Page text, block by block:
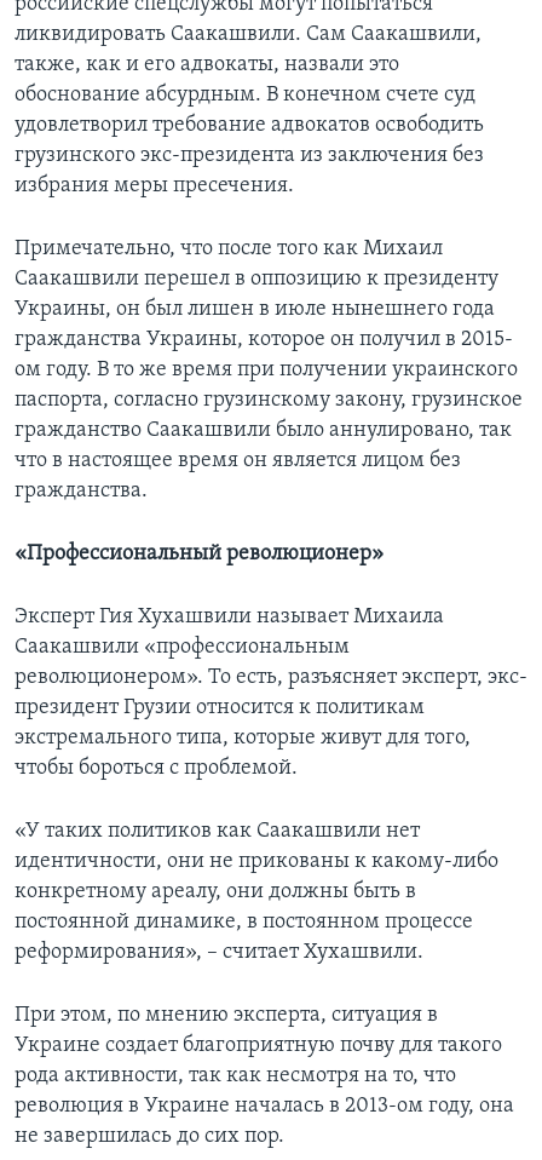
ликвидировать Саакашвили. Сам Саакашвили,
также, как и его адвокаты, назвали это
обоснование абсурдным. В конечном счете суд
удовлетворил требование адвокатов освободить
грузинского экс-президента из заключения без
избрания меры пресечения.
Примечательно, что после того как Михаил
Саакашвили перешел в оппозицию к президенту
Украины, он был лишен в июле нынешнего года
гражданства Украины, которое он получил в 2015-
ом году. В то же время при получении украинского
паспорта, согласно грузинскому закону, грузинское
гражданство Саакашвили было аннулировано, так
что в настоящее время он является лицом без
гражданства.
«Профессиональный революционер»
Эксперт Гия Хухашвили называет Михаила
Саакашвили «профессиональным
революционером». То есть, разъясняет эксперт, экс-
президент Грузии относится к политикам
экстремального типа, которые живут для того,
чтобы бороться с проблемой.
«У таких политиков как Саакашвили нет
идентичности, они не прикованы к какому-либо
конкретному ареалу, они должны быть в
постоянной динамике, в постоянном процессе
реформирования», – считает Хухашвили.
При этом, по мнению эксперта, ситуация в
Украине создает благоприятную почву для такого
рода активности, так как несмотря на то, что
революция в Украине началась в 2013-ом году, она
не завершилась до сих пор.